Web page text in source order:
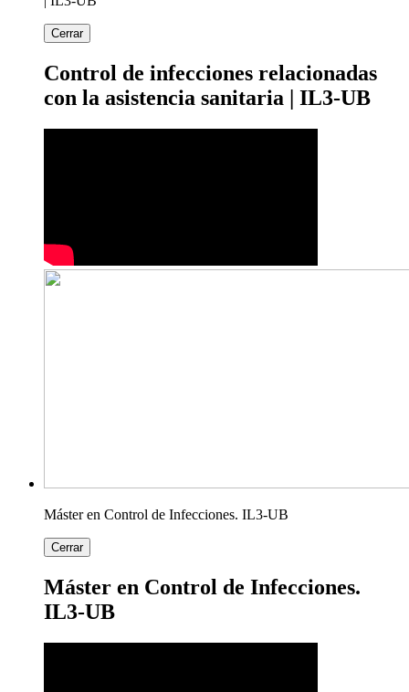
Cerrar
Control de infecciones relacionadas
con la asistencia sanitaria | IL3-UB
Máster en Control de Infecciones. IL3-UB
Cerrar
Máster en Control de Infecciones.
IL3-UB